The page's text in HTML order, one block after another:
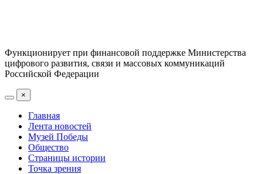
Функционирует при финансовой поддержке Министерства
цифрового развития, связи и массовых коммуникаций
Российской Федерации
×
Главная
Лента новостей
Музей Победы
Общество
Страницы истории
Точка зрения